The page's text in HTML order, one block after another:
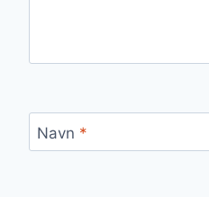
Navn *